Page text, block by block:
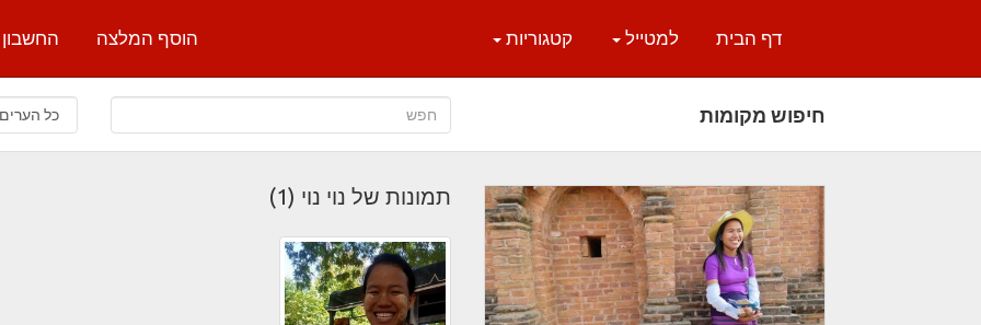
דף הבית למטייל קטגוריות הוסף המלצה
חיפוש מקומות
תמונות של נוי נוי (1)